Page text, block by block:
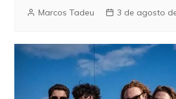
Marcos Tadeu 3 de agosto